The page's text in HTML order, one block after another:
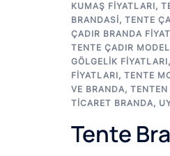
KUMAŞ FIYATLARI,
BRANDASI, TENTE
ÇADIR BRANDA
TENTE ÇADIR
GÖLGELIK FIYATLARI,
FIYATLARI, TENTE
VE BRANDA,
TICARET BRANDA,
Tente